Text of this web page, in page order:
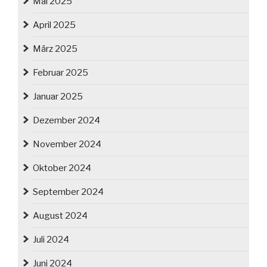
April 2025
März 2025
Februar 2025
Januar 2025
Dezember 2024
November 2024
Oktober 2024
September 2024
August 2024
Juli 2024
Juni 2024